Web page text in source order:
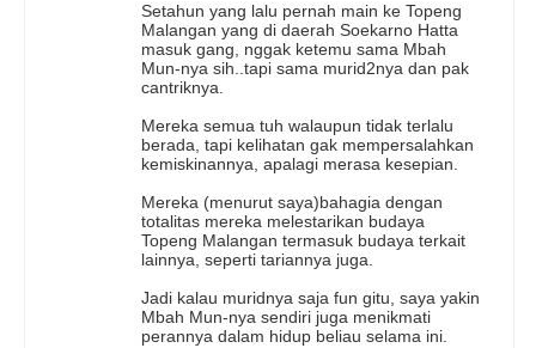
Setahun yang lalu pernah main ke Topeng
Malangan yang di daerah Soekarno Hatta
masuk gang, nggak ketemu sama Mbah
Mun-nya sih..tapi sama murid2nya dan pak
cantriknya.
Mereka semua tuh walaupun tidak terlalu
berada, tapi kelihatan gak mempersalahkan
kemiskinannya, apalagi merasa kesepian.
Mereka (menurut saya)bahagia dengan
totalitas mereka melestarikan budaya
Topeng Malangan termasuk budaya terkait
lainnya, seperti tariannya juga.
Jadi kalau muridnya saja fun gitu, saya yakin
Mbah Mun-nya sendiri juga menikmati
perannya dalam hidup beliau selama ini.